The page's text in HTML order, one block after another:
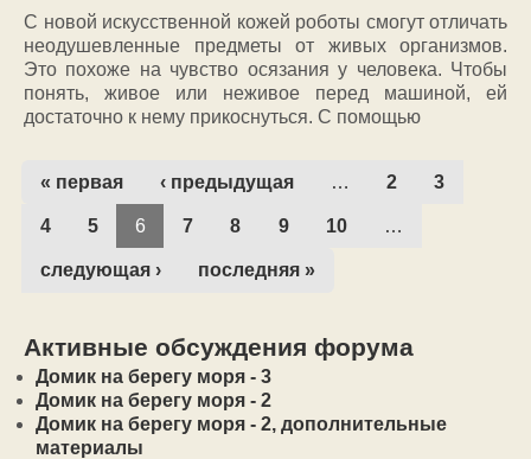
С новой искусственной кожей роботы смогут отличать
неодушевленные предметы от живых организмов.
Это похоже на чувство осязания у человека. Чтобы
понять, живое или неживое перед машиной, ей
достаточно к нему прикоснуться. С помощью
« первая ‹ предыдущая … 2 3
4 5 6 7 8 9 10 …
следующая › последняя »
Активные обсуждения форума
Домик на берегу моря - 3
Домик на берегу моря - 2
Домик на берегу моря - 2, дополнительные
материалы